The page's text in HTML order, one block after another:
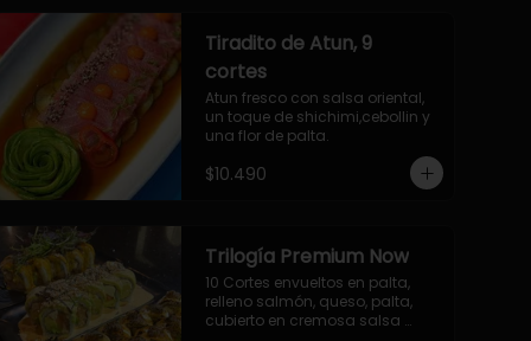
Tiradito de Atun, 9
cortes
Atun fresco con salsa oriental,
un toque de shichimi,cebollin y
una flor de palta.
$10.490
Trilogía Premium Now
10 Cortes envueltos en palta,
relleno salmón, queso, palta,
cubierto en cremosa salsa